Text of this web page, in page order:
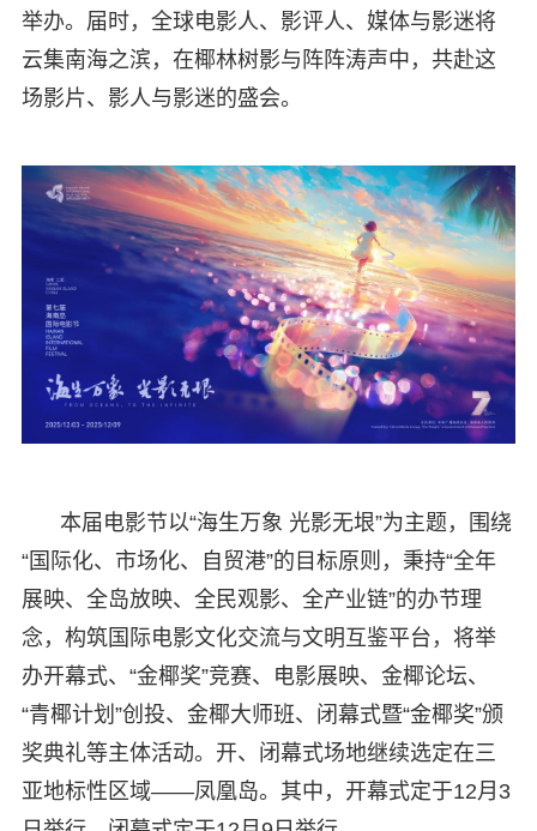
举办。届时，全球电影人、影评人、媒体与影迷将
云集南海之滨，在椰林树影与阵阵涛声中，共赴这
场影片、影人与影迷的盛会。
本届电影节以“海生万象 光影无垠”为主题，围绕
“国际化、市场化、自贸港”的目标原则，秉持“全年
展映、全岛放映、全民观影、全产业链”的办节理
念，构筑国际电影文化交流与文明互鉴平台，将举
办开幕式、“金椰奖”竞赛、电影展映、金椰论坛、
“青椰计划”创投、金椰大师班、闭幕式暨“金椰奖”颁
奖典礼等主体活动。开、闭幕式场地继续选定在三
亚地标性区域——凤凰岛。其中，开幕式定于12月3